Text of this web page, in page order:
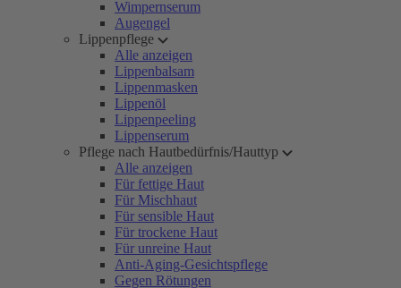
Wimpernserum
Augengel
Lippenpflege
Alle anzeigen
Lippenbalsam
Lippenmasken
Lippenöl
Lippenpeeling
Lippenserum
Pflege nach Hautbedürfnis/Hauttyp
Alle anzeigen
Für fettige Haut
Für Mischhaut
Für sensible Haut
Für trockene Haut
Für unreine Haut
Anti-Aging-Gesichtspflege
Gegen Rötungen